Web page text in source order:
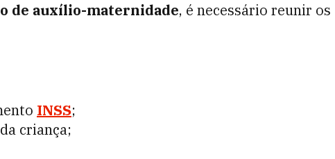
de auxílio-maternidade, é necessário reunir os
INSS;
criança;